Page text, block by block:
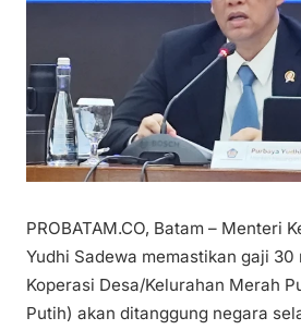
PROBATAM.CO, Batam – Menteri
Yudhi Sadewa memastikan gaji
Koperasi Desa/Kelurahan Merah
Putih) akan ditanggung negara